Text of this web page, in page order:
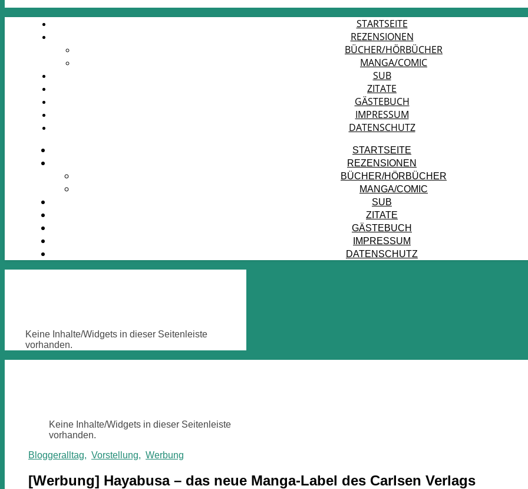
STARTSEITE
REZENSIONEN
BÜCHER/HÖRBÜCHER
MANGA/COMIC
SUB
ZITATE
GÄSTEBUCH
IMPRESSUM
DATENSCHUTZ
STARTSEITE
REZENSIONEN
BÜCHER/HÖRBÜCHER
MANGA/COMIC
SUB
ZITATE
GÄSTEBUCH
IMPRESSUM
DATENSCHUTZ
Keine Inhalte/Widgets in dieser Seitenleiste
vorhanden.
Keine Inhalte/Widgets in dieser Seitenleiste
vorhanden.
Bloggeralltag, Vorstellung, Werbung
[Werbung] Hayabusa – das neue Manga-Label des Carlsen Verlags